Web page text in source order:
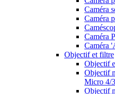
Caméra
Caméra
Caméra
Caméra
Objectif et filtre
Objectif
Objectif
Micro 4/3
Objectif